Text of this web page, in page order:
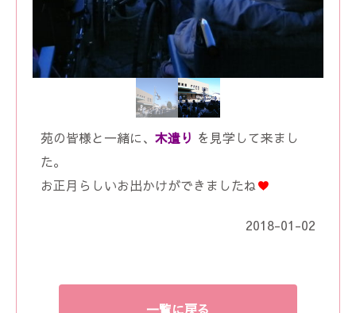
苑の皆様と一緒に、 木遣り を見学して来まし
た。
お正月らしいお出かけができましたね♥
2018-01-02
一覧に戻る